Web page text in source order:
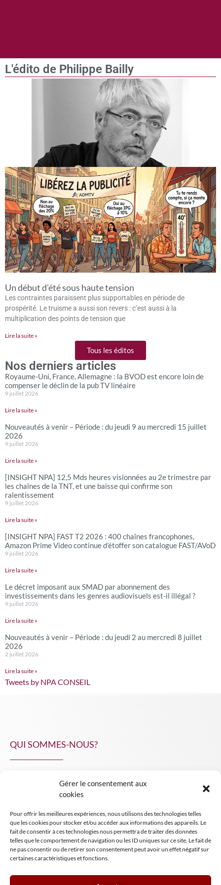
Gérer le consentement aux
cookies
Pour offrir les meilleures expériences, nous utilisons des technologies telles
que les cookies pour stocker et/ou accéder aux informations des appareils. Le
fait de consentir à ces technologies nous permettra de traiter des données
telles que le comportement de navigation ou les ID uniques sur ce site. Le fait de
ne pas consentir ou de retirer son consentement peut avoir un effet négatif sur
certaines caractéristiques et fonctions.
L'édito de Philippe Bailly
Un début d’été sous haute tension
Les contraintes paraissent plus supportables en période de
prospérité. Le truisme a aussi son revers : c’est aussi à la
multiplication des points de tension que
Lire la suite »
Tous les éditos
Nos derniers articles
Royaume-Uni, France, Allemagne : la BVOD est encore loin de
compenser le déclin de la pub TV linéaire
9 juillet 2026
Lire la suite »
Nouveautés à venir – Période : du jeudi 9 au mercredi 15 juillet
2026
9 juillet 2026
Lire la suite »
[INSIGHT NPA] 12,5 Mds heures visionnées au 2e trimestre par
les chaînes de la TNT, et une baisse qui confirme son
ralentissement
9 juillet 2026
Lire la suite »
[INSIGHT NPA] FAST T2 2026 : 400 chaînes francophones,
Amazon Prime Video continue d’étoffer son catalogue FAST/AVoD
9 juillet 2026
Lire la suite »
Le décret imposant aux SMAD par abonnement des
investissements dans les genres audiovisuels est-il illégal ?
9 juillet 2026
Lire la suite »
Nouveautés à venir – Période : du jeudi 2 au mercredi 8 juillet
2026
2 juillet 2026
Lire la suite »
Tweets by NPA CONSEIL
QUI SOMMES-NOUS?
INSIGHT NPA